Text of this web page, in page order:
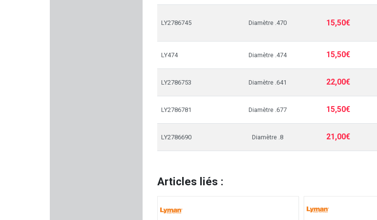
LY2786745 Diamètre .470 15,50€
LY474 Diamètre .474 15,50€
LY2786753 Diamètre .641 22,00€
LY2786781 Diamètre .677 15,50€
LY2786690 Diamètre .8 21,00€
Articles liés :